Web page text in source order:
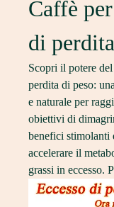
Caffè
di
Scopri il potere
perdita di peso:
e naturale per
obiettivi di
benefici stimolanti
accelerare il
grassi in eccesso.